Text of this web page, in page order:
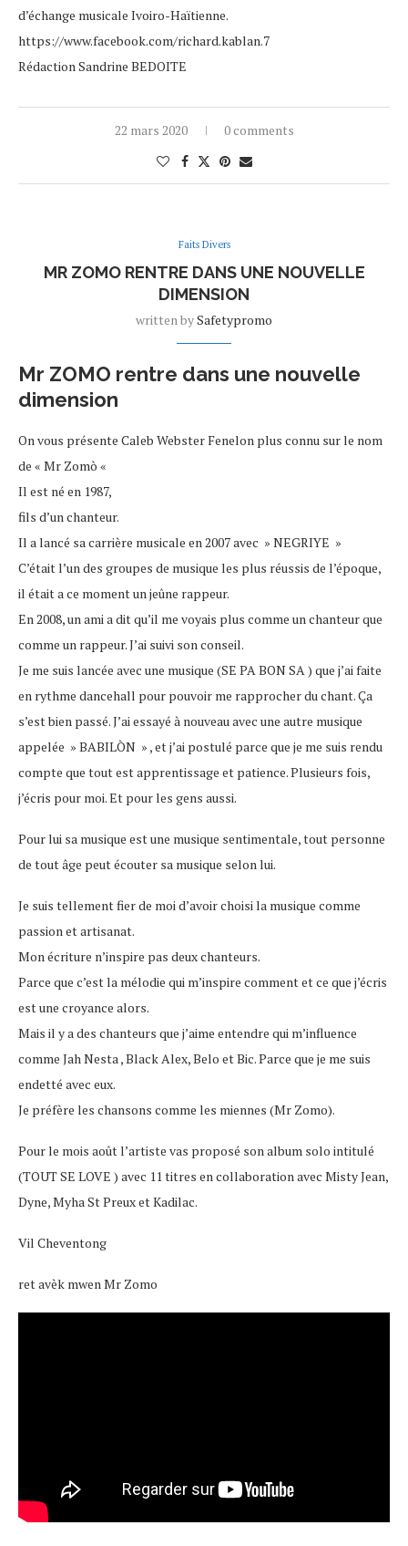
d’échange musicale Ivoiro-Haïtienne.
https://www.facebook.com/richard.kablan.7
Rédaction Sandrine BEDOITE
22 mars 2020 0 comments
Faits Divers
MR ZOMO RENTRE DANS UNE NOUVELLE
DIMENSION
written bySafetypromo
Mr ZOMO rentre dans une nouvelle
dimension
On vous présente Caleb Webster Fenelon plus connu sur le nom
de « Mr Zomò «
Il est né en 1987,
fils d’un chanteur.
Il a lancé sa carrière musicale en 2007 avec » NEGRIYE »
C’était l’un des groupes de musique les plus réussis de l’époque,
il était a ce moment un jeûne rappeur.
En 2008, un ami a dit qu’il me voyais plus comme un chanteur que
comme un rappeur. J’ai suivi son conseil.
Je me suis lancée avec une musique (SE PA BON SA ) que j’ai faite
en rythme dancehall pour pouvoir me rapprocher du chant. Ça
s’est bien passé. J’ai essayé à nouveau avec une autre musique
appelée » BABILÒN » , et j’ai postulé parce que je me suis rendu
compte que tout est apprentissage et patience. Plusieurs fois,
j’écris pour moi. Et pour les gens aussi.
Pour lui sa musique est une musique sentimentale, tout personne
de tout âge peut écouter sa musique selon lui.
Je suis tellement fier de moi d’avoir choisi la musique comme
passion et artisanat.
Mon écriture n’inspire pas deux chanteurs.
Parce que c’est la mélodie qui m’inspire comment et ce que j’écris
est une croyance alors.
Mais il y a des chanteurs que j’aime entendre qui m’influence
comme Jah Nesta , Black Alex, Belo et Bic. Parce que je me suis
endetté avec eux.
Je préfère les chansons comme les miennes (Mr Zomo).
Pour le mois août l’artiste vas proposé son album solo intitulé
(TOUT SE LOVE ) avec 11 titres en collaboration avec Misty Jean,
Dyne, Myha St Preux et Kadilac.
Vil Cheventong
ret avèk mwen Mr Zomo